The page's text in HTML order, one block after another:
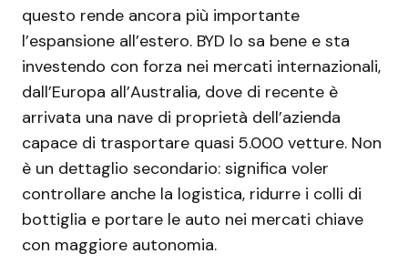
questo rende ancora più importante
l’espansione all’estero. BYD lo sa bene e sta
investendo con forza nei mercati internazionali,
dall’Europa all’Australia, dove di recente è
arrivata una nave di proprietà dell’azienda
capace di trasportare quasi 5.000 vetture. Non
è un dettaglio secondario: significa voler
controllare anche la logistica, ridurre i colli di
bottiglia e portare le auto nei mercati chiave
con maggiore autonomia.